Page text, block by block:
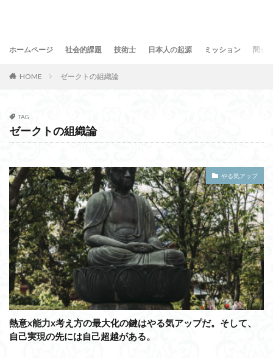
ホームページ 社会的課題 技術士 日本人の起源 ミッション 問合
HOME ゼークトの組織論
TAG
ゼークトの組織論
やる気アップ
熱意x能力x考え方の最大化の鍵はやる気アップだ。そして、
自己実現の先には自己超越がある。